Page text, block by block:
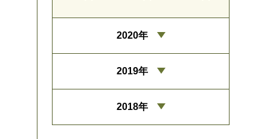
2020年
2019年
2018年